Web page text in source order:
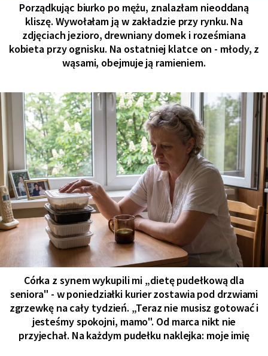
Porządkując biurko po mężu, znalazłam nieoddaną
kliszę. Wywołałam ją w zakładzie przy rynku. Na
zdjęciach jezioro, drewniany domek i roześmiana
kobieta przy ognisku. Na ostatniej klatce on - młody, z
wąsami, obejmuje ją ramieniem.
Córka z synem wykupili mi „dietę pudełkową dla
seniora" - w poniedziałki kurier zostawia pod drzwiami
zgrzewkę na cały tydzień. „Teraz nie musisz gotować i
jesteśmy spokojni, mamo". Od marca nikt nie
przyjechał. Na każdym pudełku naklejka: moje imię